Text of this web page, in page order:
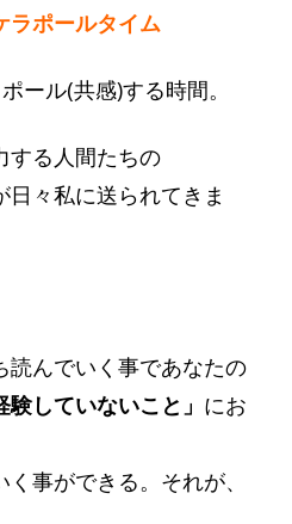
ポールタイム
ール(共感)する時間。
する人間たちの
々私に送られてきま
読んでいく事であなたの
験していないこと」 にお
事ができる。それが、